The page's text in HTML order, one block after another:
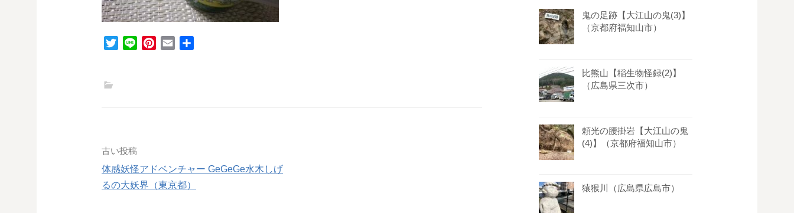
投
稿
古い投稿
体感妖怪アドベンチャー GeGeGe水木しげ
るの大妖界（東京都）
鬼の足跡【大江山の鬼(3)】
（京都府福知山市）
比熊山【稲生物怪録(2)】
（広島県三次市）
頼光の腰掛岩【大江山の鬼
(4)】（京都府福知山市）
猿猴川（広島県広島市）